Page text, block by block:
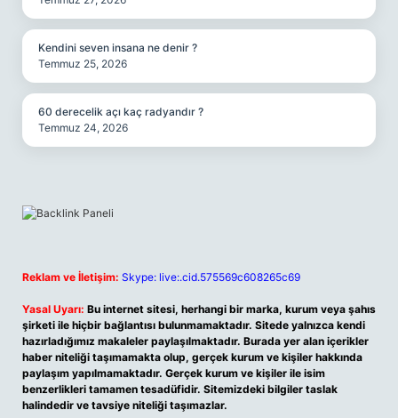
Kendini seven insana ne denir ?
Temmuz 25, 2026
60 derecelik açı kaç radyandır ?
Temmuz 24, 2026
Reklam ve İletişim: Skype: live:.cid.575569c608265c69
Yasal Uyarı: Bu internet sitesi, herhangi bir marka, kurum veya şahıs
şirketi ile hiçbir bağlantısı bulunmamaktadır. Sitede yalnızca kendi
hazırladığımız makaleler paylaşılmaktadır. Burada yer alan içerikler
haber niteliği taşımamakta olup, gerçek kurum ve kişiler hakkında
paylaşım yapılmamaktadır. Gerçek kurum ve kişiler ile isim
benzerlikleri tamamen tesadüfidir. Sitemizdeki bilgiler taslak
halindedir ve tavsiye niteliği taşımazlar.